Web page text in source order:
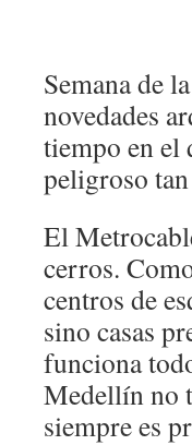
Semana de
novedades
tiempo en el
peligroso
El
cerros.
centros de
sino casas
funciona
Medellín no
siempre es